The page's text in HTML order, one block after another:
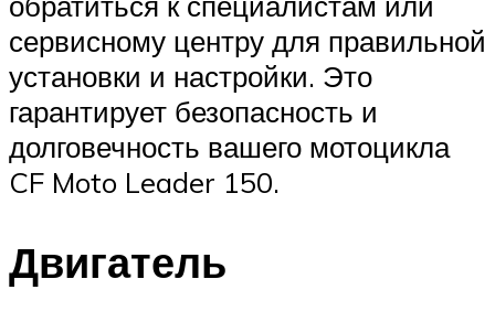
сервисному центру для правильной
установки и настройки. Это
гарантирует безопасность и
долговечность вашего мотоцикла
CF Moto Leader 150.
Двигатель